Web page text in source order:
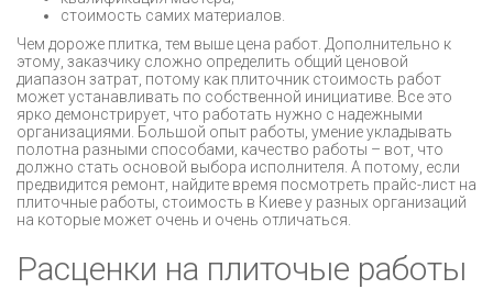
стоимость самих материалов.
Чем дороже плитка, тем выше цена работ. Дополнительно к
этому, заказчику сложно определить общий ценовой
диапазон затрат, потому как плиточник стоимость работ
может устанавливать по собственной инициативе. Все это
ярко демонстрирует, что работать нужно с надежными
организациями. Большой опыт работы, умение укладывать
полотна разными способами, качество работы – вот, что
должно стать основой выбора исполнителя. А потому, если
предвидится ремонт, найдите время посмотреть прайс-лист на
плиточные работы, стоимость в Киеве у разных организаций
на которые может очень и очень отличаться.
Расценки на плиточые работы